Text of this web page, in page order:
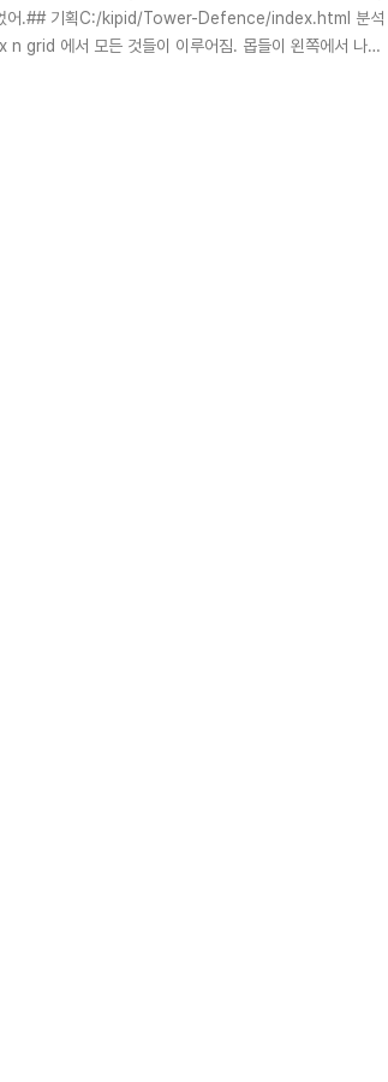
어.## 기획C:/kipid/Tower-Defence/index.html 분석
에서 모든 것들이 이루어짐. 몹들이 왼쪽에서 나와